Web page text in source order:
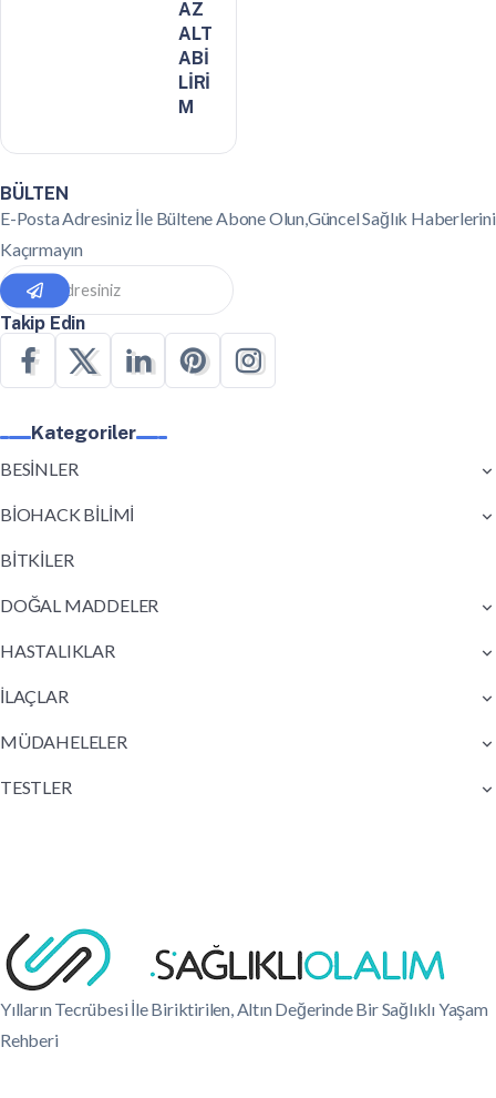
AZ
ALT
ABİ
LİRİ
M
BÜLTEN
E-Posta Adresiniz İle Bültene Abone Olun,Güncel Sağlık Haberlerini
Kaçırmayın
Takip Edin
Kategoriler
BESİNLER
BİOHACK BİLİMİ
BİTKİLER
DOĞAL MADDELER
HASTALIKLAR
İLAÇLAR
MÜDAHELELER
TESTLER
Yılların Tecrübesi İle Biriktirilen, Altın Değerinde Bir Sağlıklı Yaşam
Rehberi